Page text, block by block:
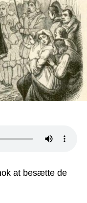
tøj
på
–
og
har
ikke
“på”!
at besætte de